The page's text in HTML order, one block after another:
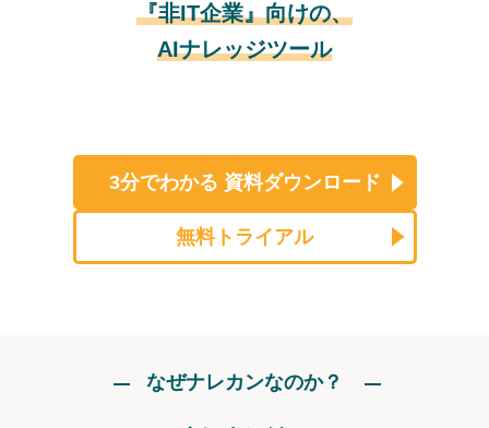
『非IT企業』向けの、
AIナレッジツール
3分でわかる 資料ダウンロード
無料トライアル
なぜナレカンなのか？